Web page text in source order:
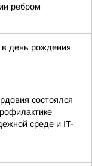
ребром
день рождения
состоялся
среде и IT-